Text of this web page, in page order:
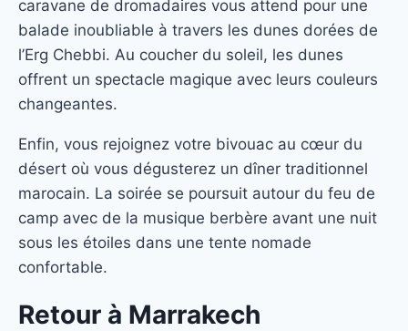
caravane de dromadaires vous attend pour une
balade inoubliable à travers les dunes dorées de
l’Erg Chebbi. Au coucher du soleil, les dunes
offrent un spectacle magique avec leurs couleurs
changeantes.
Enfin, vous rejoignez votre bivouac au cœur du
désert où vous dégusterez un dîner traditionnel
marocain. La soirée se poursuit autour du feu de
camp avec de la musique berbère avant une nuit
sous les étoiles dans une tente nomade
confortable.
Retour à Marrakech